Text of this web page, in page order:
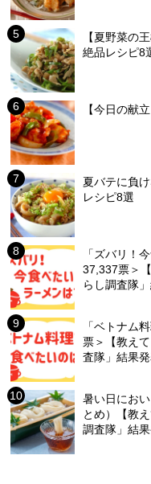
【夏野菜の
絶品レシピ8
【今日の献
夏バテに負
レシピ8選
「ズバリ！
37,337票＞
らし調査隊
「ベトナム
票＞【教え
査隊」結果発
暑い日にお
とめ）【教
調査隊」結